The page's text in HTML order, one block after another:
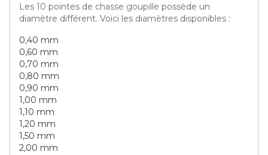
Les 10 pointes de chasse goupille possède un
diamètre différent. Voici les diamètres disponibles :
0,40 mm
0,60 mm
0,70 mm
0,80 mm
0,90 mm
1,00 mm
1,10 mm
1,20 mm
1,50 mm
2,00 mm